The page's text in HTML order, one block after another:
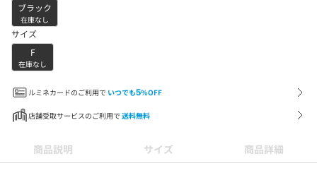
ブラック
在庫なし
サイズ
F
在庫なし
ルミネカードのご利用で いつでも5%OFF
店舗受取サービスのご利用で 送料無料
商品説明 サイズ 商品詳細